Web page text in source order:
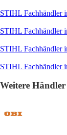
STIHL Fachhändler
STIHL Fachhändler
STIHL Fachhändler
STIHL Fachhändler
Weitere